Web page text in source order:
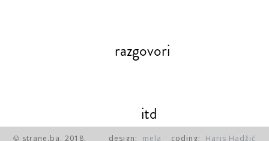
razgovori
itd
© strane.ba, 2018. design: mela coding: Haris Hadžić